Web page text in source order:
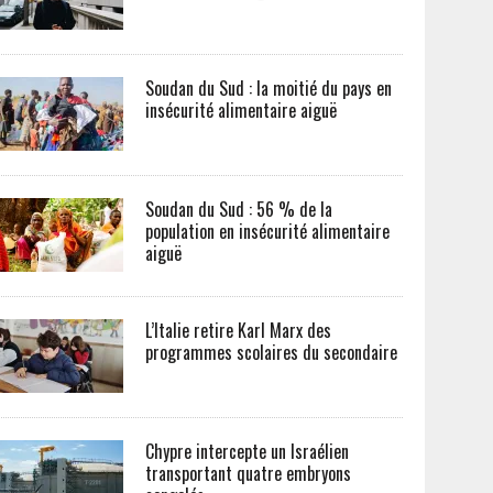
Soudan du Sud : la moitié du pays en
insécurité alimentaire aiguë
Soudan du Sud : 56 % de la
population en insécurité alimentaire
aiguë
L’Italie retire Karl Marx des
programmes scolaires du secondaire
Chypre intercepte un Israélien
transportant quatre embryons